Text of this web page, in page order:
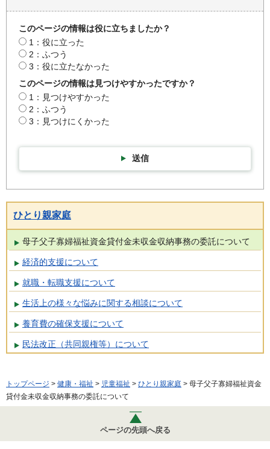
このページの情報は役に立ちましたか？
1：役に立った
2：ふつう
3：役に立たなかった
このページの情報は見つけやすかったですか？
1：見つけやすかった
2：ふつう
3：見つけにくかった
送信
ひとり親家庭
母子父子寡婦福祉資金貸付金未収金収納事務の委託について
経済的支援について
就職・転職支援について
生活上の様々な悩みに関する相談について
養育費の確保支援について
民法改正（共同親権等）について
トップページ > 健康・福祉 > 児童福祉 > ひとり親家庭 > 母子父子寡婦福祉資金
貸付金未収金収納事務の委託について
ページの先頭へ戻る